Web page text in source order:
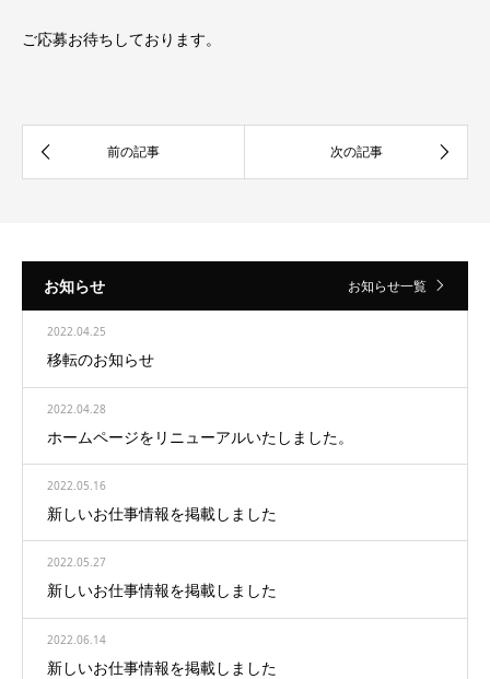
ご応募お待ちしております。
お知らせ お知らせ一覧
2022.04.25
移転のお知らせ
2022.04.28
ホームページをリニューアルいたしました。
2022.05.16
新しいお仕事情報を掲載しました
2022.05.27
新しいお仕事情報を掲載しました
2022.06.14
新しいお仕事情報を掲載しました